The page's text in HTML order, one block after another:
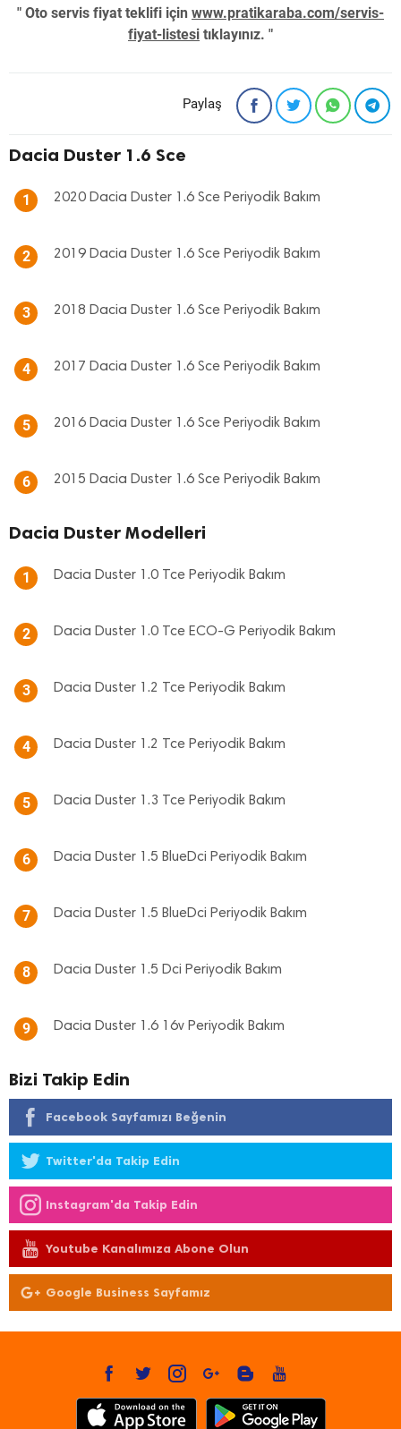
" Oto servis fiyat teklifi için www.pratikaraba.com/servis-
fiyat-listesi tıklayınız. "
Paylaş
Dacia Duster 1.6 Sce
1 2020 Dacia Duster 1.6 Sce Periyodik Bakım
2 2019 Dacia Duster 1.6 Sce Periyodik Bakım
3 2018 Dacia Duster 1.6 Sce Periyodik Bakım
4 2017 Dacia Duster 1.6 Sce Periyodik Bakım
5 2016 Dacia Duster 1.6 Sce Periyodik Bakım
6 2015 Dacia Duster 1.6 Sce Periyodik Bakım
Dacia Duster Modelleri
1 Dacia Duster 1.0 Tce Periyodik Bakım
2 Dacia Duster 1.0 Tce ECO-G Periyodik Bakım
3 Dacia Duster 1.2 Tce Periyodik Bakım
4 Dacia Duster 1.2 Tce Periyodik Bakım
5 Dacia Duster 1.3 Tce Periyodik Bakım
6 Dacia Duster 1.5 BlueDci Periyodik Bakım
7 Dacia Duster 1.5 BlueDci Periyodik Bakım
8 Dacia Duster 1.5 Dci Periyodik Bakım
9 Dacia Duster 1.6 16v Periyodik Bakım
Bizi Takip Edin
Facebook Sayfamızı Beğenin
Twitter'da Takip Edin
Instagram'da Takip Edin
Youtube Kanalımıza Abone Olun
Google Business Sayfamız